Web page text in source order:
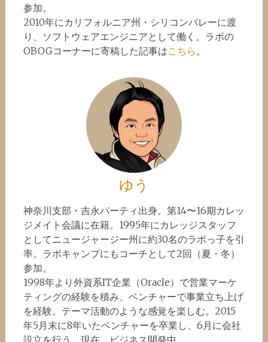
参加。
2010年にカリフォルニア州・シリコンバレーに渡
り、ソフトウェアエンジニアとして働く。ラボの
OBOGコーナーに寄稿した記事はこちら。
ゆう
神奈川支部・吉永パーティ出身。第14〜16期カレッ
ジメイト会議に在籍。1995年にカレッジスタッフ
としてニュージャージー州に約30名のラボっ子を引
率。ラボキャンプにもコーチとして2回（夏・冬）
参加。
1998年より外資系IT企業（Oracle）で営業マーケ
ティングの経験を積み、ベンチャーで事業立ち上げ
を経験。テーマ活動のような感覚を楽しむ。2015
年5月末に8年いたベンチャーを卒業し、6月に会社
設立を行う。現在、ビジネス開発中。